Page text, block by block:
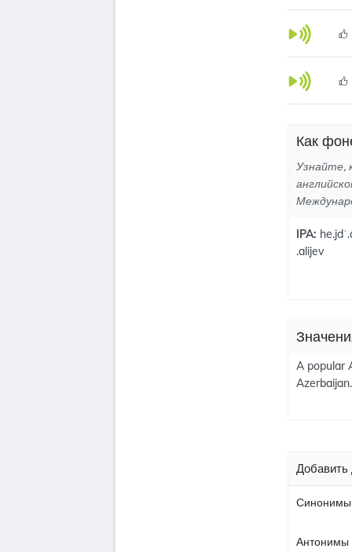
Как
Узнайте,
IPA:
.alijev
A popular
Azerbaijan.
Синонимы
Антонимы